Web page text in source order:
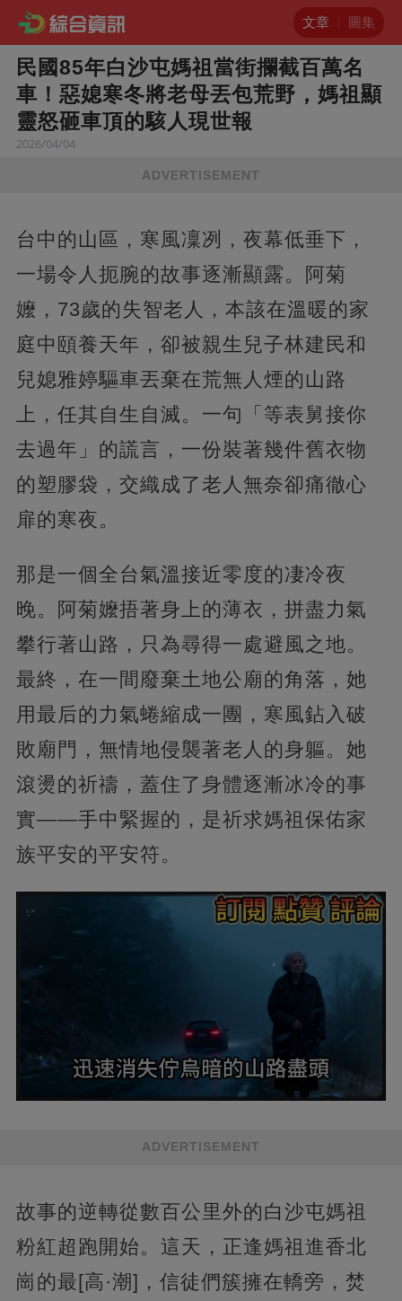
文章 圖集
民國85年白沙屯媽祖當街攔截百萬名
車！惡媳寒冬將老母丟包荒野，媽祖顯
靈怒砸車頂的駭人現世報
2026/04/04
ADVERTISEMENT
台中的山區，寒風凜冽，夜幕低垂下，
一場令人扼腕的故事逐漸顯露。阿菊
嬤，73歲的失智老人，本該在溫暖的家
庭中頤養天年，卻被親生兒子林建民和
兒媳雅婷驅車丟棄在荒無人煙的山路
上，任其自生自滅。一句「等表舅接你
去過年」的謊言，一份裝著幾件舊衣物
的塑膠袋，交織成了老人無奈卻痛徹心
扉的寒夜。
那是一個全台氣溫接近零度的凄冷夜
晚。阿菊嬤捂著身上的薄衣，拼盡力氣
攀行著山路，只為尋得一處避風之地。
最終，在一間廢棄土地公廟的角落，她
用最后的力氣蜷縮成一團，寒風鉆入破
敗廟門，無情地侵襲著老人的身軀。她
滾燙的祈禱，蓋住了身體逐漸冰冷的事
實——手中緊握的，是祈求媽祖保佑家
族平安的平安符。
ADVERTISEMENT
故事的逆轉從數百公里外的白沙屯媽祖
粉紅超跑開始。這天，正逢媽祖進香北
崗的最[高·潮]，信徒們簇擁在轎旁，焚